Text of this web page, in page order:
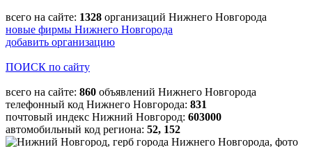
всего на сайте: 1328 организаций Нижнего Новгорода
новые фирмы Нижнего Новгорода
добавить организацию
ПОИСК по сайту
всего на сайте: 860 объявлений Нижнего Новгорода
телефонный код Нижнего Новгорода: 831
почтовый индекс Нижний Новгород: 603000
автомобильный код региона: 52, 152